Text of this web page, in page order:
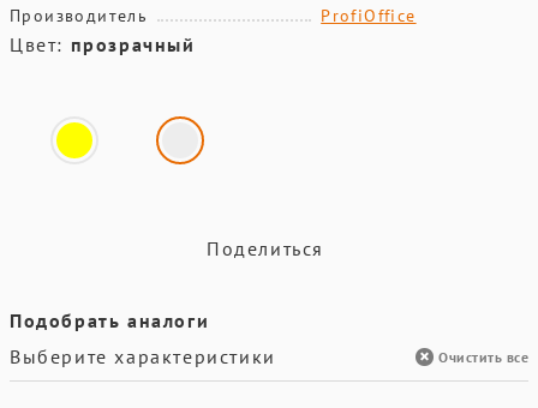
Производитель
ProfiOffice
Цвет: прозрачный
Поделиться
Подобрать аналоги
Выберите характеристики
Очистить все